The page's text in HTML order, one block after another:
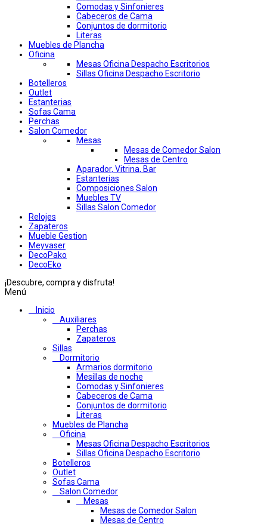
Comodas y Sinfonieres
Cabeceros de Cama
Conjuntos de dormitorio
Literas
Muebles de Plancha
Oficina
Mesas Oficina Despacho Escritorios
Sillas Oficina Despacho Escritorio
Botelleros
Outlet
Estanterias
Sofas Cama
Perchas
Salon Comedor
Mesas
Mesas de Comedor Salon
Mesas de Centro
Aparador, Vitrina, Bar
Estanterias
Composiciones Salon
Muebles TV
Sillas Salon Comedor
Relojes
Zapateros
Mueble Gestion
Meyvaser
DecoPako
DecoEko
¡Descubre, compra y disfruta!
Menú
Inicio
Auxiliares
Perchas
Zapateros
Sillas
Dormitorio
Armarios dormitorio
Mesillas de noche
Comodas y Sinfonieres
Cabeceros de Cama
Conjuntos de dormitorio
Literas
Muebles de Plancha
Oficina
Mesas Oficina Despacho Escritorios
Sillas Oficina Despacho Escritorio
Botelleros
Outlet
Sofas Cama
Salon Comedor
Mesas
Mesas de Comedor Salon
Mesas de Centro